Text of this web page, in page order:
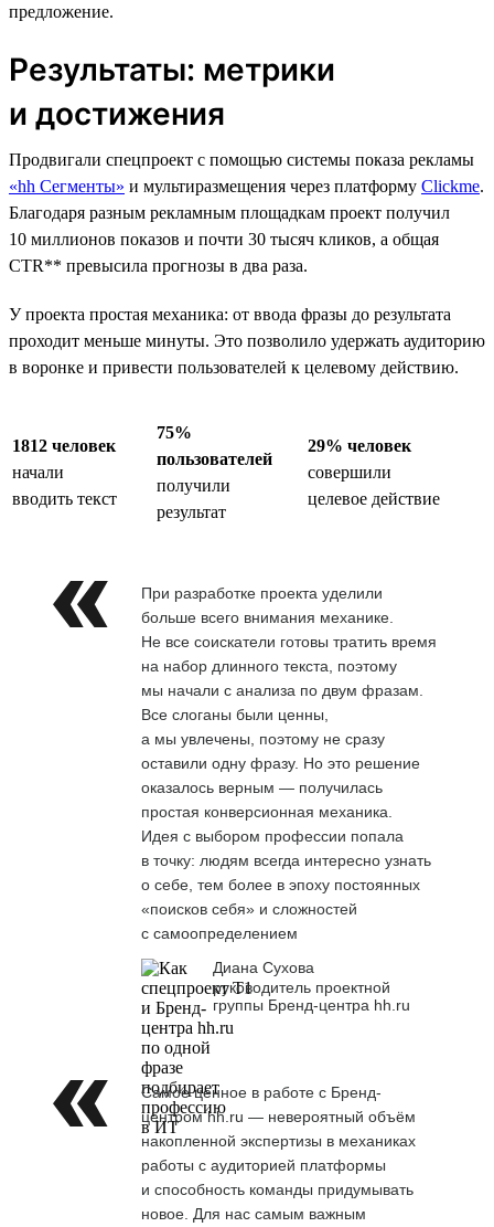
предложение.
Результаты: метрики
и достижения
Продвигали спецпроект с помощью системы показа рекламы
«hh Сегменты» и мультиразмещения через платформу Clickme.
Благодаря разным рекламным площадкам проект получил
10 миллионов показов и почти 30 тысяч кликов, а общая
CTR** превысила прогнозы в два раза.
У проекта простая механика: от ввода фразы до результата
проходит меньше минуты. Это позволило удержать аудиторию
в воронке и привести пользователей к целевому действию.
1812 человек
начали
вводить текст
75%
пользователей
получили
результат
29% человек
совершили
целевое действие
При разработке проекта уделили
больше всего внимания механике.
Не все соискатели готовы тратить время
на набор длинного текста, поэтому
мы начали с анализа по двум фразам.
Все слоганы были ценны,
а мы увлечены, поэтому не сразу
оставили одну фразу. Но это решение
оказалось верным — получилась
простая конверсионная механика.
Идея с выбором профессии попала
в точку: людям всегда интересно узнать
о себе, тем более в эпоху постоянных
«поисков себя» и сложностей
с самоопределением
Диана Сухова
руководитель проектной
группы Бренд-центра hh.ru
Самое ценное в работе с Бренд-
центром hh.ru — невероятный объём
накопленной экспертизы в механиках
работы с аудиторией платформы
и способность команды придумывать
новое. Для нас самым важным